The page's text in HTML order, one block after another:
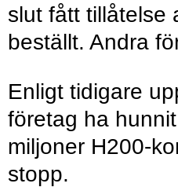
slut fått tillåtelse
beställt. Andra
Enligt tidigare
företag ha
miljoner H200-
stopp.